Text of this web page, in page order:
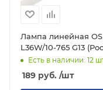
Лампа линейная OS
L36W/10-765 G13
Есть в наличии: 12
189 руб. /шт